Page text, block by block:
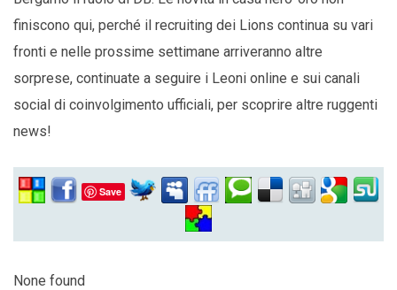
finiscono qui, perché il recruiting dei Lions continua su vari
fronti e nelle prossime settimane arriveranno altre
sorprese, continuate a seguire i Leoni online e sui canali
social di coinvolgimento ufficiali, per scoprire altre ruggenti
news!
Save
None found